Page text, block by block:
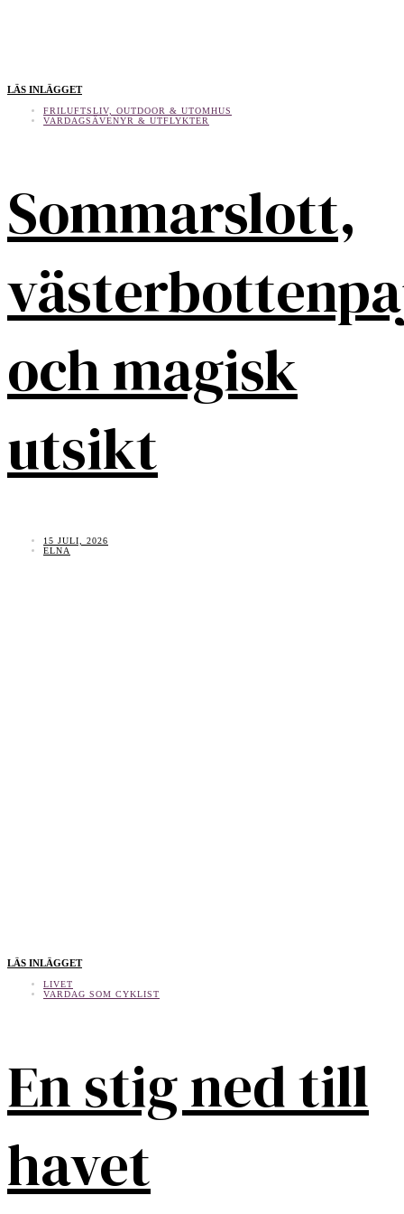
LÄS INLÄGGET
FRILUFTSLIV, OUTDOOR & UTOMHUS
VARDAGSÄVENYR & UTFLYKTER
Sommarslott,
och magisk
utsikt
15 JULI, 2026
ELNA
LÄS INLÄGGET
LIVET
VARDAG SOM CYKLIST
En stig ned till
havet